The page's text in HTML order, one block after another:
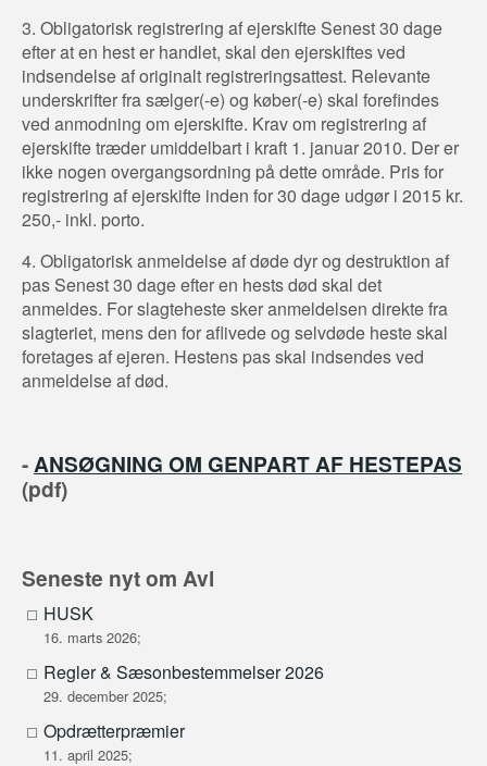
3. Obligatorisk registrering af ejerskifte Senest 30 dage
efter at en hest er handlet, skal den ejerskiftes ved
indsendelse af originalt registreringsattest. Relevante
underskrifter fra sælger(-e) og køber(-e) skal forefindes
ved anmodning om ejerskifte. Krav om registrering af
ejerskifte træder umiddelbart i kraft 1. januar 2010. Der er
ikke nogen overgangsordning på dette område. Pris for
registrering af ejerskifte inden for 30 dage udgør i 2015 kr.
250,- inkl. porto.
4. Obligatorisk anmeldelse af døde dyr og destruktion af
pas Senest 30 dage efter en hests død skal det
anmeldes. For slagteheste sker anmeldelsen direkte fra
slagteriet, mens den for aflivede og selvdøde heste skal
foretages af ejeren. Hestens pas skal indsendes ved
anmeldelse af død.
-ANSØGNING OM GENPART AF HESTEPAS
(pdf)
Seneste nyt om Avl
HUSK
16. marts 2026;
Regler & Sæsonbestemmelser 2026
29. december 2025;
Opdrætterpræmier
11. april 2025;